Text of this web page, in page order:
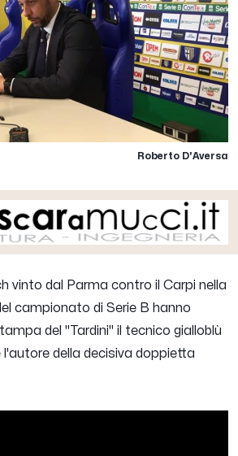
Roberto D'Aversa
vinto dal Parma contro il Carpi nella
campionato di Serie B hanno
del "Tardini" il tecnico gialloblù
l'autore della decisiva doppietta